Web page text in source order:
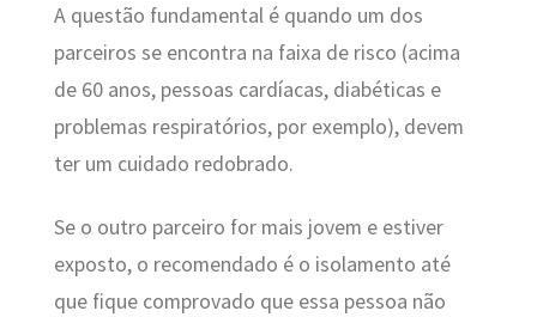
A questão fundamental é quando um dos
parceiros se encontra na faixa de risco (acima
de 60 anos, pessoas cardíacas, diabéticas e
problemas respiratórios, por exemplo), devem
ter um cuidado redobrado.
Se o outro parceiro for mais jovem e estiver
exposto, o recomendado é o isolamento até
que fique comprovado que essa pessoa não